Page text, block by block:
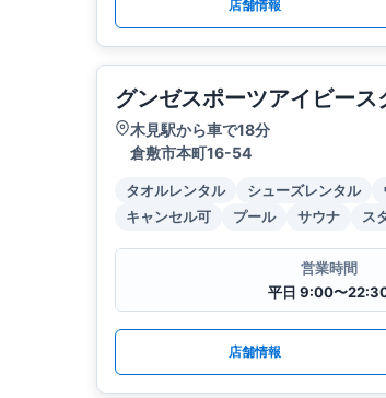
店舗情報
グンゼスポーツアイビース
木見駅から車で18分
倉敷市本町16-54
タオルレンタル シューズレンタル
キャンセル可
プール サウナ ス
営業時間
平日 9:00〜
店舗情報